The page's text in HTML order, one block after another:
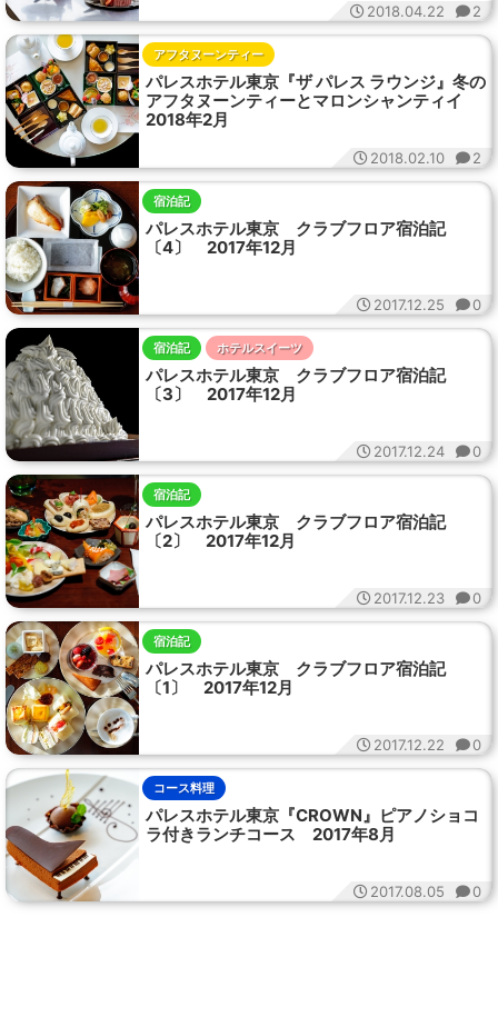
2018.04.22 2
アフタヌーンティー
パレスホテル東京『ザ パレス ラウンジ』冬の
アフタヌーンティーとマロンシャンティイ
2018年2月
2018.02.10 2
宿泊記
パレスホテル東京 クラブフロア宿泊記
〔4〕 2017年12月
2017.12.25 0
宿泊記 ホテルスイーツ
パレスホテル東京 クラブフロア宿泊記
〔3〕 2017年12月
2017.12.24 0
宿泊記
パレスホテル東京 クラブフロア宿泊記
〔2〕 2017年12月
2017.12.23 0
宿泊記
パレスホテル東京 クラブフロア宿泊記
〔1〕 2017年12月
2017.12.22 0
コース料理
パレスホテル東京『CROWN』ピアノショコ
ラ付きランチコース 2017年8月
2017.08.05 0